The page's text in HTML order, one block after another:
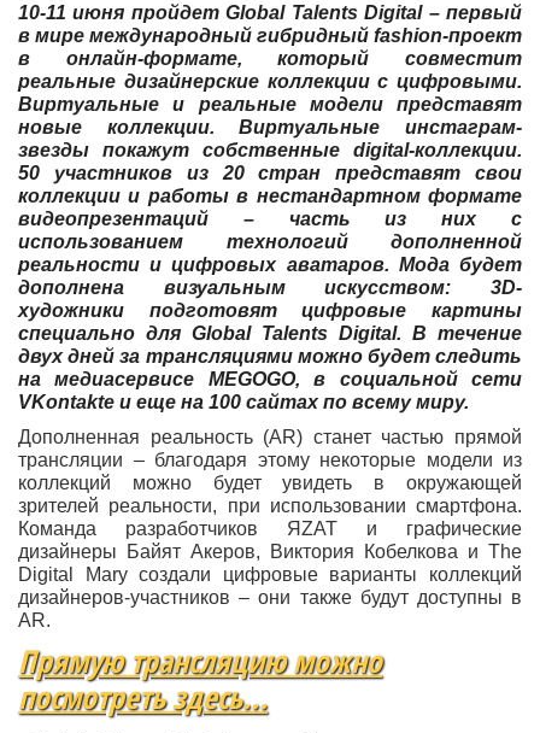
10-11 июня пройдет Global Talents Digital – первый
в мире международный гибридный fashion-проект
в онлайн-формате, который совместит
реальные дизайнерские коллекции с цифровыми.
Виртуальные и реальные модели представят
новые коллекции. Виртуальные инстаграм-
звезды покажут собственные digital-коллекции.
50 участников из 20 стран представят свои
коллекции и работы в нестандартном формате
видеопрезентаций – часть из них с
использованием технологий дополненной
реальности и цифровых аватаров. Мода будет
дополнена визуальным искусством: 3D-
художники подготовят цифровые картины
специально для Global Talents Digital. В течение
двух дней за трансляциями можно будет следить
на медиасервисе MEGOGO, в социальной сети
VKontakte и еще на 100 сайтах по всему миру.
Дополненная реальность (AR) станет частью прямой
трансляции – благодаря этому некоторые модели из
коллекций можно будет увидеть в окружающей
зрителей реальности, при использовании смартфона.
Команда разработчиков ЯZAT и графические
дизайнеры
Байят Акеров, Виктория Кобелкова и The
Digital Maryсоздали цифровые варианты коллекций
дизайнеров-участников – они также будут доступны в
AR.
Прямую трансляцию можно
посмотреть здесь...